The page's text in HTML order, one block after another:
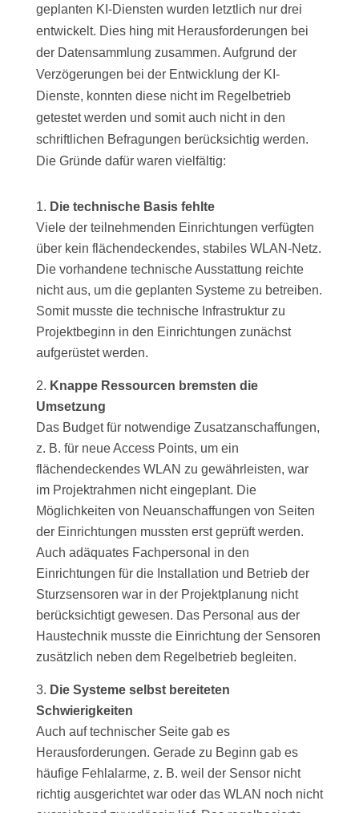
geplanten KI-Diensten wurden letztlich nur drei
entwickelt. Dies hing mit Herausforderungen bei
der Datensammlung zusammen. Aufgrund der
Verzögerungen bei der Entwicklung der KI-
Dienste, konnten diese nicht im Regelbetrieb
getestet werden und somit auch nicht in den
schriftlichen Befragungen berücksichtig werden.
Die Gründe dafür waren vielfältig:
Die technische Basis fehlte
Viele der teilnehmenden Einrichtungen verfügten
über kein flächendeckendes, stabiles WLAN-Netz.
Die vorhandene technische Ausstattung reichte
nicht aus, um die geplanten Systeme zu betreiben.
Somit musste die technische Infrastruktur zu
Projektbeginn in den Einrichtungen zunächst
aufgerüstet werden.
Knappe Ressourcen bremsten die
Umsetzung
Das Budget für notwendige Zusatzanschaffungen,
z. B. für neue Access Points, um ein
flächendeckendes WLAN zu gewährleisten, war
im Projektrahmen nicht eingeplant. Die
Möglichkeiten von Neuanschaffungen von Seiten
der Einrichtungen mussten erst geprüft werden.
Auch adäquates Fachpersonal in den
Einrichtungen für die Installation und Betrieb der
Sturzsensoren war in der Projektplanung nicht
berücksichtigt gewesen. Das Personal aus der
Haustechnik musste die Einrichtung der Sensoren
zusätzlich neben dem Regelbetrieb begleiten.
Die Systeme selbst bereiteten
Schwierigkeiten
Auch auf technischer Seite gab es
Herausforderungen. Gerade zu Beginn gab es
häufige Fehlalarme, z. B. weil der Sensor nicht
richtig ausgerichtet war oder das WLAN noch nicht